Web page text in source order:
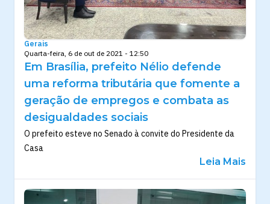
Gerais
Quarta-feira, 6 de out de 2021 - 12:50
Em Brasília, prefeito Nélio defende
uma reforma tributária que fomente a
geração de empregos e combata as
desigualdades sociais
O prefeito esteve no Senado à convite do Presidente da
Casa
Leia Mais